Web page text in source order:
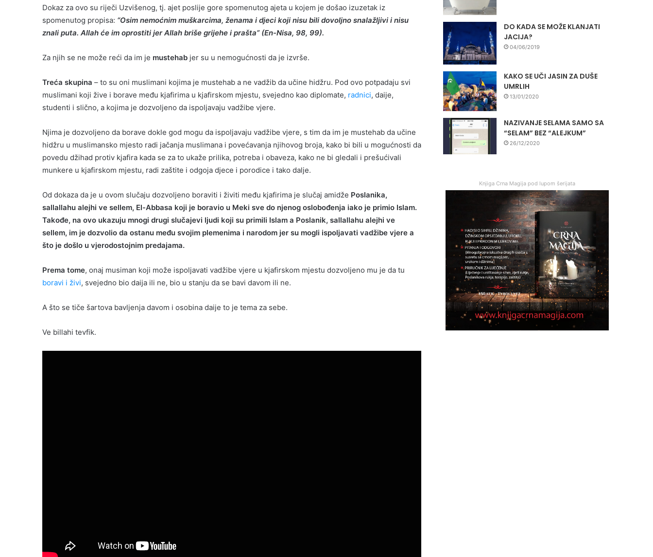
Dokaz za ovo su riječi Uzvišenog, tj. ajet poslije gore spomenutog ajeta u kojem je došao izuzetak iz
spomenutog propisa: “Osim nemoćnim muškarcima, ženama i djeci koji nisu bili dovoljno snalažljivi i nisu
znali puta. Allah će im oprostiti jer Allah briše grijehe i prašta” (En-Nisa, 98, 99).
Za njih se ne može reći da im je mustehab jer su u nemogućnosti da je izvrše.
Treća skupina – to su oni muslimani kojima je mustehab a ne vadžib da učine hidžru. Pod ovo potpadaju svi
muslimani koji žive i borave među kjafirima u kjafirskom mjestu, svejedno kao diplomate, radnici, daije,
studenti i slično, a kojima je dozvoljeno da ispoljavaju vadžibe vjere.
Njima je dozvoljeno da borave dokle god mogu da ispoljavaju vadžibe vjere, s tim da im je mustehab da učine
hidžru u muslimansko mjesto radi jačanja muslimana i povećavanja njihovog broja, kako bi bili u mogućnosti da
povedu džihad protiv kjafira kada se za to ukaže prilika, potreba i obaveza, kako ne bi gledali i prešućivali
munkere u kjafirskom mjestu, radi zaštite i odgoja djece i porodice i tako dalje.
Od dokaza da je u ovom slučaju dozvoljeno boraviti i živiti među kjafirima je slučaj amidže Poslanika,
sallallahu alejhi ve sellem, El-Abbasa koji je boravio u Meki sve do njenog oslobođenja iako je primio Islam.
Takođe, na ovo ukazuju mnogi drugi slučajevi ljudi koji su primili Islam a Poslanik, sallallahu alejhi ve
sellem, im je dozvolio da ostanu među svojim plemenima i narodom jer su mogli ispoljavati vadžibe vjere a
što je došlo u vjerodostojnim predajama.
Prema tome, onaj musiman koji može ispoljavati vadžibe vjere u kjafirskom mjestu dozvoljeno mu je da tu
boravi i živi, svejedno bio daija ili ne, bio u stanju da se bavi davom ili ne.
A što se tiče šartova bavljenja davom i osobina daije to je tema za sebe.
Ve billahi tevfik.
DO KADA SE MOŽE KLANJATI
JACIJA?
04/06/2019
KAKO SE UČI JASIN ZA DUŠE
UMRLIH
13/01/2020
NAZIVANJE SELAMA SAMO SA
“SELAM” BEZ “ALEJKUM”
26/12/2020
Knjiga Crna Magija pod lupom šerijata